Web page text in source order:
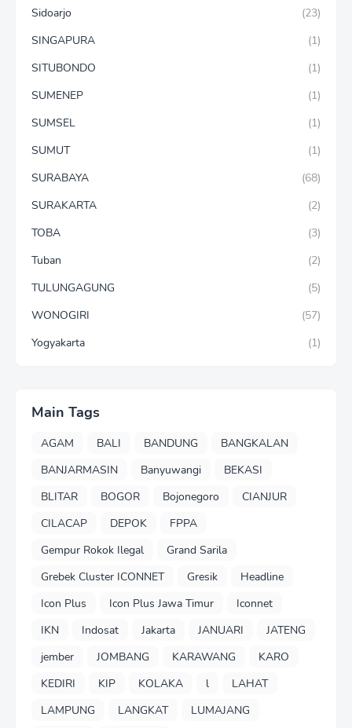
Sidoarjo
(23)
SINGAPURA
(1)
SITUBONDO
(1)
SUMENEP
(1)
SUMSEL
(1)
SUMUT
(1)
SURABAYA
(68)
SURAKARTA
(2)
TOBA
(3)
Tuban
(2)
TULUNGAGUNG
(5)
WONOGIRI
(57)
Yogyakarta
(1)
Main Tags
AGAM BALI BANDUNG
BANGKALAN
BANJARMASIN
Banyuwangi
BEKASI
BLITAR
BOGOR Bojonegoro
CIANJUR
CILACAP
DEPOK
FPPA
Gempur Rokok Ilegal
Grand Sarila
Grebek Cluster ICONNET
Gresik
Headline
Icon Plus
Icon Plus Jawa Timur
Iconnet
IKN
Indosat Jakarta JANUARI
JATENG
jember
JOMBANG KARAWANG
KARO
KEDIRI
KIP KOLAKA l
LAHAT
LAMPUNG
LANGKAT
LUMAJANG